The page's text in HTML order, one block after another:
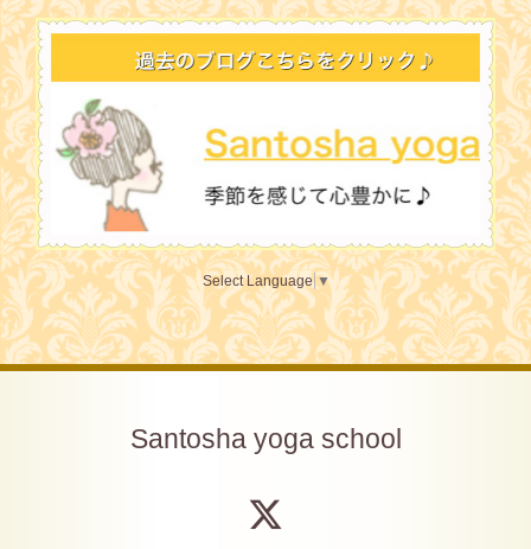
Select Language ▼
Santosha yoga school